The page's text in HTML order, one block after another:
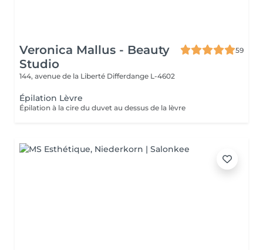
Veronica Mallus - Beauty
Studio
59
144, avenue de la Liberté Differdange L-4602
Épilation Lèvre
Épilation à la cire du duvet au dessus de la lèvre